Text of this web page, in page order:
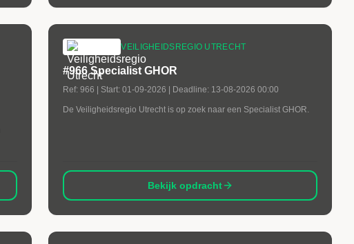
VEILIGHEIDSREGIO UTRECHT
#966 Specialist GHOR
Ref:966 | Start:01-09-2026 | Deadline: 13-08-2026 00:00
De Veiligheidsregio Utrecht is op zoek naar een Specialist GHOR.
Bekijk opdracht